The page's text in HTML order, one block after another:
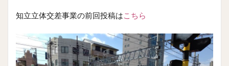
知立立体交差事業の前回投稿はこちら